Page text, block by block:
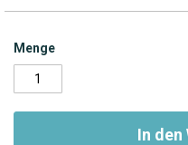
Menge
In den